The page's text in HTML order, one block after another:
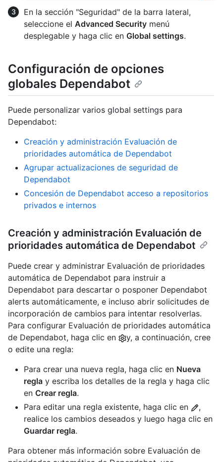
En la sección "Seguridad" de la barra lateral,
seleccione el Advanced Security menú
desplegable y haga clic en Global settings.
Configuración de opciones
globales Dependabot
Puede personalizar varios global settings para
Dependabot:
Creación y administración Evaluación de
prioridades automática de Dependabot
Agrupar actualizaciones de seguridad de
Dependabot
Concesión de Dependabot acceso a repositorios
privados e internos
Creación y administración Evaluación de
prioridades automática de Dependabot
Puede crear y administrar Evaluación de prioridades
automática de Dependabot para instruir a
Dependabot para descartar o posponer Dependabot
alerts automáticamente, e incluso abrir solicitudes de
incorporación de cambios para intentar resolverlas.
Para configurar Evaluación de prioridades automática
de Dependabot, haga clic en
y, a continuación, cree
o edite una regla:
Para crear una nueva regla, haga clic en Nueva
regla y escriba los detalles de la regla y haga clic
en Crear regla.
Para editar una regla existente, haga clic en
,
realice los cambios deseados y luego haga clic en
Guardar regla.
Para obtener más información sobre Evaluación de